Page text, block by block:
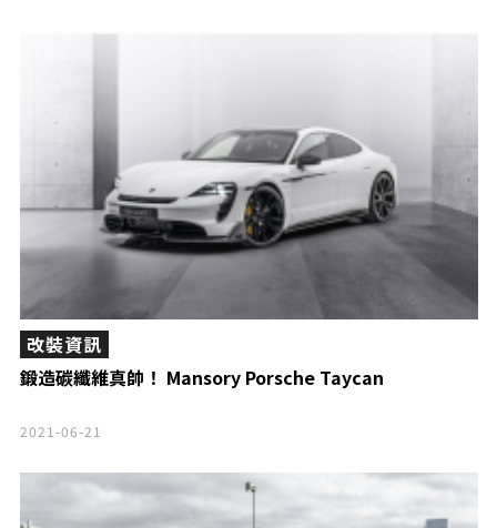
鍛造碳纖維真帥！ Mansory Porsche Taycan
改裝資訊
2021-06-21